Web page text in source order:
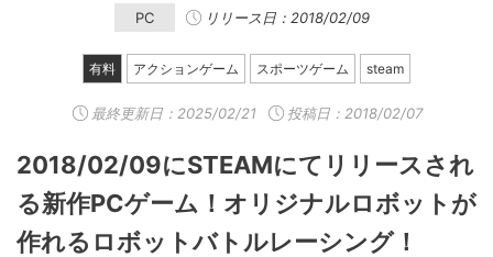
PC リリース日：2018/02/09
有料 アクションゲーム スポーツゲーム steam
最終更新日： 2025/02/21 投稿日：2018/02/07
2018/02/09にSTEAMにてリリースされ
る新作PCゲーム！オリジナルロボットが
作れるロボットバトルレーシング！